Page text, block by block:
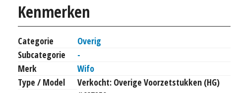
Kenmerken
Categorie
Overig
Subcategorie
-
Merk
Wifo
Type / Model
Verkocht: Overige Voorzetstukken (HG)